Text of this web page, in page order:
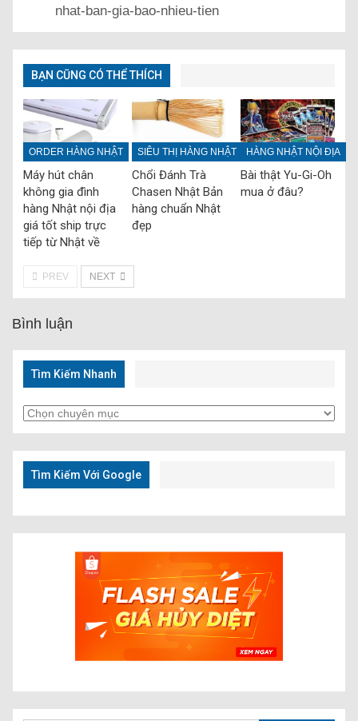
nhat-ban-gia-bao-nhieu-tien
BẠN CŨNG CÓ THỂ THÍCH
ORDER HÀNG NHẬT
Máy hút chân
không gia đình
hàng Nhật nội địa
giá tốt ship trực
tiếp từ Nhật về
SIÊU THỊ HÀNG NHẬT
Chổi Đánh Trà
Chasen Nhật Bản
hàng chuẩn Nhật
đẹp
HÀNG NHẬT NỘI ĐỊA
Bài thật Yu-Gi-Oh
mua ở đâu?
PREV NEXT
Bình luận
Tìm Kiếm Nhanh
Tìm
Kiếm
Nhanh
Tìm Kiếm Với Google